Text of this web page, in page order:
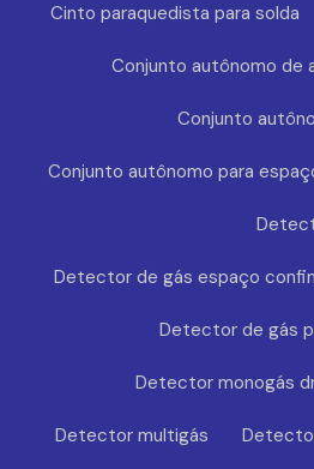
Cinto paraquedista para solda
Conjunto autônomo de
Conjunto
Conjunto autônomo para
Detector de gás espaço
Detector de gás
Detector monogás
Detector multigás